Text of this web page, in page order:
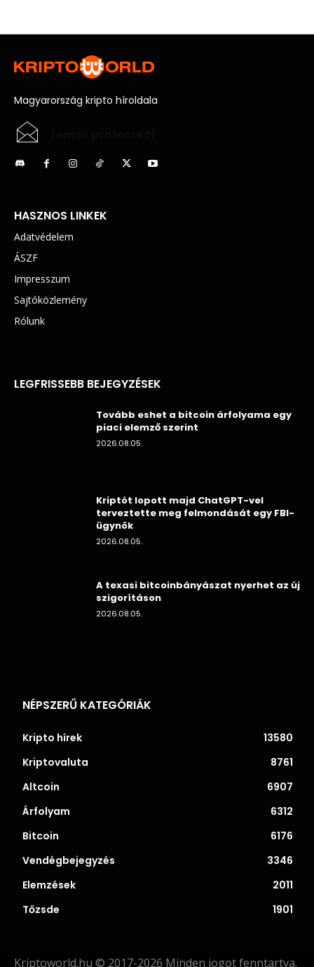
Magyarország kripto híroldala
HASZNOS LINKEK
Adatvédelem
ÁSZF
Impresszum
Sajtóközlemény
Rólunk
LEGFRISSEBB BEJEGYZÉSEK
Tovább eshet a bitcoin árfolyama egy
piaci elemző szerint
2026.08.05.
Kriptót lopott majd ChatGPT-vel
terveztette meg felmondását egy FBI-
ügynök
2026.08.05.
A texasi bitcoinbányászat nyerhet az új
szigorításon
2026.08.05.
NÉPSZERŰ KATEGÓRIÁK
Kripto hírek
13580
Kriptovaluta
8761
Altcoin
6907
Árfolyam
6312
Bitcoin
6176
Vendégbejegyzés
3346
Elemzések
2011
Tőzsde
1901
Kriptoworld.hu © 2017-2026 Minden jogot fenntartva.